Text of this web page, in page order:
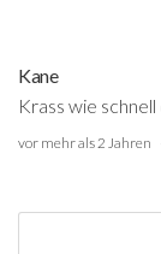
Kane
Krass wie
vor mehr als 2 Jahren